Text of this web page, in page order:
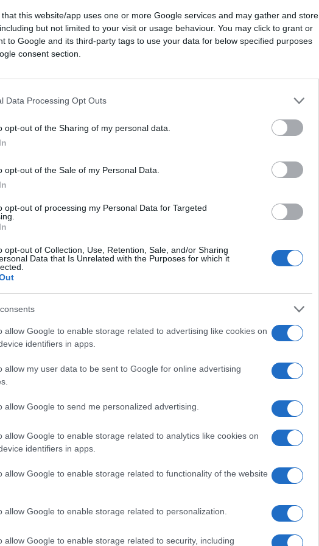
that this website/app uses one or more Google services and may gather and store
but not limited to your visit or usage behaviour. You may click to grant or
to Google and its third-party tags to use your data for below specified purposes
consent section.
Data Processing Opt Outs
opt-out of the Sharing of my personal data.
opt-out of the Sale of my Personal Data.
opt-out of processing my Personal Data for Targeted
opt-out of Collection, Use, Retention, Sale, and/or Sharing
Data that Is Unrelated with the Purposes for which it
allow Google to enable storage related to advertising like cookies on
identifiers in apps.
allow my user data to be sent to Google for online advertising
allow Google to send me personalized advertising.
allow Google to enable storage related to analytics like cookies on
identifiers in apps.
allow Google to enable storage related to functionality of the website
allow Google to enable storage related to personalization.
allow Google to enable storage related to security, including
a metà strada nella comprensione
chegli italiani non sono liberalie chela
di un solidarismo cattolico e vetero-
da cui proteggersi
dove si assiste al paradosso di
per tutti.
far pesare il costo dello Stato quasi
euro all’anno, definendo ricchi
produttivo.
salvare aziende decotte piuttosto che
. Come sottolineato nell’analisi,
e questa percezione
di massa
e la libertà individuale
profondamente dalla visione liberista
politica. Non si può accettare l’idea che
più efficiente, con i treni in orario e
vuole innanzitutto la libertà
pubblica, ma di ridurne
sovranità all’individuo nelle scelte
a una
dove il governo fissi le priorità
eleggere i capi delle procure